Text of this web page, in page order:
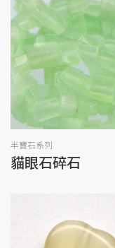
半寶石系列
貓眼石碎石